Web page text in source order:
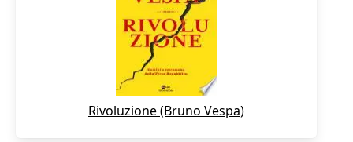
Rivoluzione (Bruno Vespa)